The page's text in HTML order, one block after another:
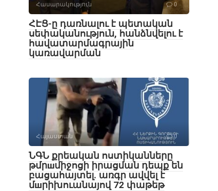
Հասարակություն 0
ՀԷՑ-ը դառնալու է պետական
սեփականություն, հանձնվելու է
հավատարմագրային
կառավարման
Հայաստան 0
ՆԳՆ քրեական ոստիկանները
թմրшմիջոցի իրացման դեպք են
բացահայտել․ առգր ավվել է
մшրիխուանայով 72 փաթեթ